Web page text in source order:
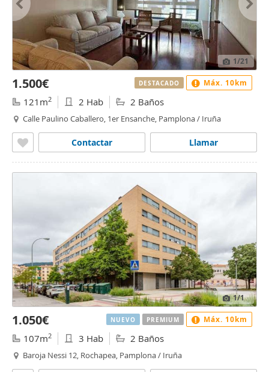
1/21
1.500€
121m2 2 Hab 2 Baños
Calle Paulino Caballero, 1er Ensanche, Pamplona / Iruña
Llamar
Contactar
DESTACADO Máx. 10km
1/1
1.050€
107m2 3 Hab 2 Baños
Baroja Nessi 12, Rochapea, Pamplona / Iruña
NUEVO PREMIUM Máx. 10km